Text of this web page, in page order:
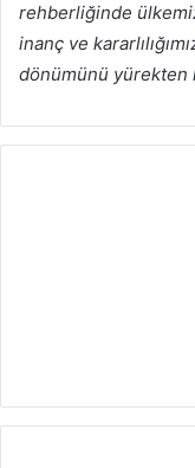
rehberliğinde
inanç ve
dönümünü yürekten